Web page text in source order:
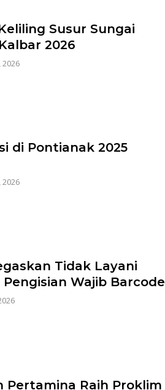
Susur Sungai
2026
di Pontianak 2025
Tidak Layani
Wajib Barcode
Pertamina Raih Proklim